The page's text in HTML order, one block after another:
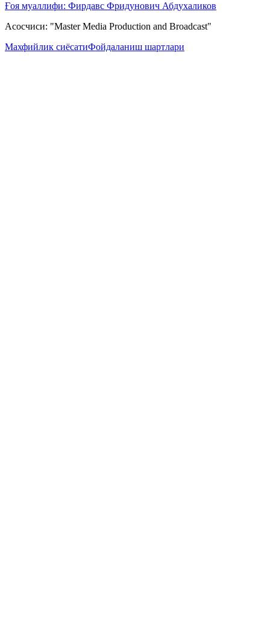
Ғоя муаллифи: Фирдавс Фридунович Абдухаликов
Асосчиси: "Master Media Production and Broadcast"
Махфийлик сиёсатиФойдаланиш шартлари